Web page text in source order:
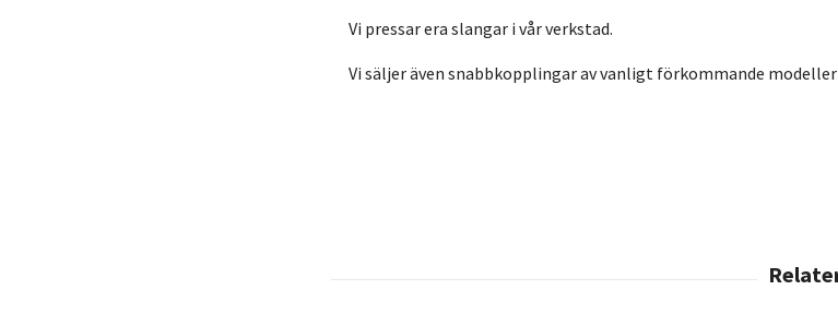
Vi pressar era slangar i vår verkstad.
Vi säljer även snabbkopplingar av vanligt förkommande modeller